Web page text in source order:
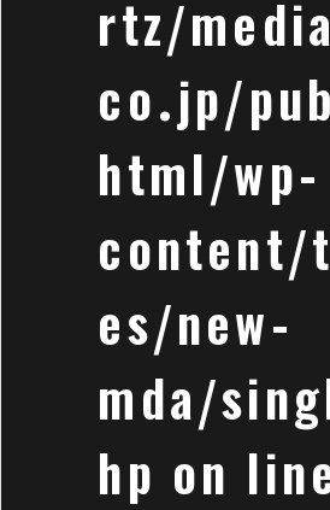
rtz/
co.jp/
html/wp-
content/
es/new-
mda/
hp on